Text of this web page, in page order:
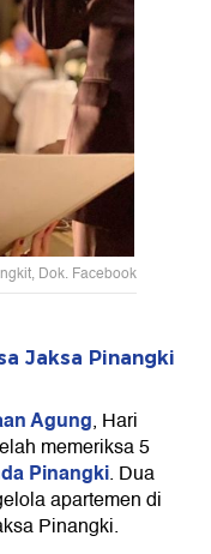
Dok. Facebook
Jaksa Pinangki
Agung, Hari
memeriksa 5
Pinangki. Dua
apartemen di
Pinangki.